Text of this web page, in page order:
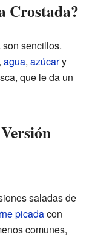
Crostada?
sencillos.
, agua, azúcary
que le da un
saladas de
picadacon
comunes,